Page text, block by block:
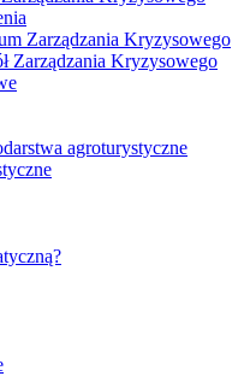
Zarządzania Kryzysowego
Zarządzania Kryzysowego
agroturystyczne